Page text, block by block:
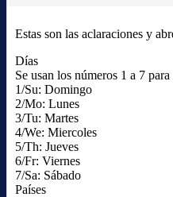
Estas son las aclaraciones y
Días
Se usan los números 1 a 7
1/Su: Domingo
2/Mo: Lunes
3/Tu: Martes
4/We: Miercoles
5/Th: Jueves
6/Fr: Viernes
7/Sa: Sábado
Países